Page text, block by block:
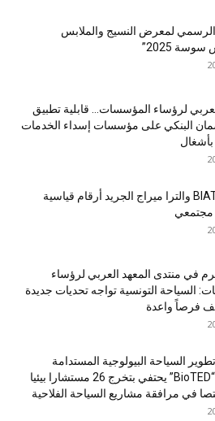
الرسمي لمعرض النسيج والملابس
2025”
لرؤساء المؤسسات… قابلية تطبيق
البنكي على مؤسسات إسداء الخدمات
بأشغال
تأمينات BIAT والترا ميراج الجريد أرقام قياسية
مجتمعي
في منتدى المعهد العربي لرؤساء
السياحة التونسية تواجه تحديات جديدة
فرصاً واعدة
السياحة البيولوجية المستدامة
والعادلة “BioTED” يحتفي بتخرج 26 مستشارا بيئيا
في مرافقة مشاريع السياحة الفلاحية